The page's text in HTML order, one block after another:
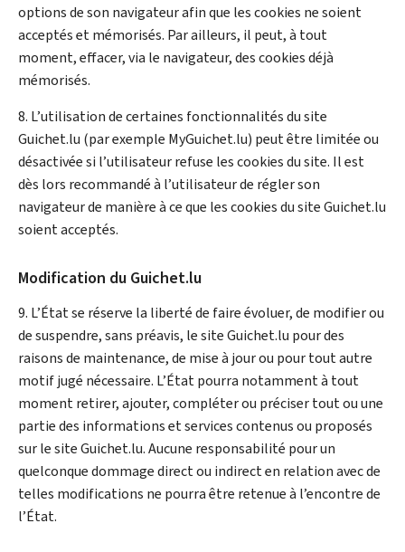
options de son navigateur afin que les cookies ne soient
acceptés et mémorisés. Par ailleurs, il peut, à tout
moment, effacer, via le navigateur, des cookies déjà
mémorisés.
8. L’utilisation de certaines fonctionnalités du site
Guichet.lu (par exemple MyGuichet.lu) peut être limitée ou
désactivée si l’utilisateur refuse les cookies du site. Il est
dès lors recommandé à l’utilisateur de régler son
navigateur de manière à ce que les cookies du site Guichet.lu
soient acceptés.
Modification du Guichet.lu
9. L’État se réserve la liberté de faire évoluer, de modifier ou
de suspendre, sans préavis, le site Guichet.lu pour des
raisons de maintenance, de mise à jour ou pour tout autre
motif jugé nécessaire. L’État pourra notamment à tout
moment retirer, ajouter, compléter ou préciser tout ou une
partie des informations et services contenus ou proposés
sur le site Guichet.lu. Aucune responsabilité pour un
quelconque dommage direct ou indirect en relation avec de
telles modifications ne pourra être retenue à l’encontre de
l’État.